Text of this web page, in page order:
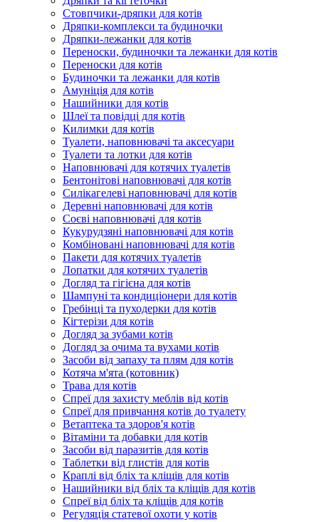
Стовпчики-дряпки для котів
Дряпки-комплекси та будиночки
Дряпки-лежанки для котів
Переноски, будиночки та лежанки для котів
Переноски для котів
Будиночки та лежанки для котів
Амуніція для котів
Нашийники для котів
Шлеї та повідці для котів
Килимки для котів
Туалети, наповнювачі та аксесуари
Туалети та лотки для котів
Наповнювачі для котячих туалетів
Бентонітові наповнювачі для котів
Силікагелеві наповнювачі для котів
Деревні наповнювачі для котів
Соєві наповнювачі для котів
Кукурудзяні наповнювачі для котів
Комбіновані наповнювачі для котів
Пакети для котячих туалетів
Лопатки для котячих туалетів
Догляд та гігієна для котів
Шампуні та кондиціонери для котів
Гребінці та пуходерки для котів
Кігтерізи для котів
Догляд за зубами котів
Догляд за очима та вухами котів
Засоби від запаху та плям для котів
Котяча м'ята (котовник)
Трава для котів
Спреї для захисту меблів від котів
Спреї для привчання котів до туалету
Ветаптека та здоров'я котів
Вітаміни та добавки для котів
Засоби від паразитів для котів
Таблетки від глистів для котів
Краплі від бліх та кліщів для котів
Нашийники від бліх та кліщів для котів
Спреї від бліх та кліщів для котів
Регуляція статевої охоти у котів